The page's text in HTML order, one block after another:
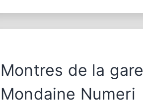
Montres de la gare
Mondaine Numeri